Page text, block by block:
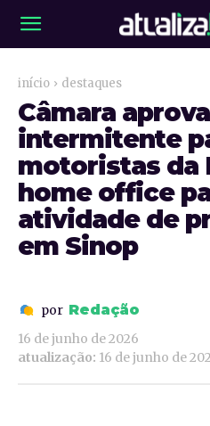
início destaques
Câmara
intermitente
motoristas da
home office
atividade de
em Sinop
por Redação
16 de junho de 2026
atualização: 16 de junho de